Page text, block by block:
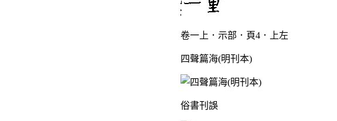
卷一上．示部．頁4．上左
四聲篇海(明刊本)
俗書刊誤